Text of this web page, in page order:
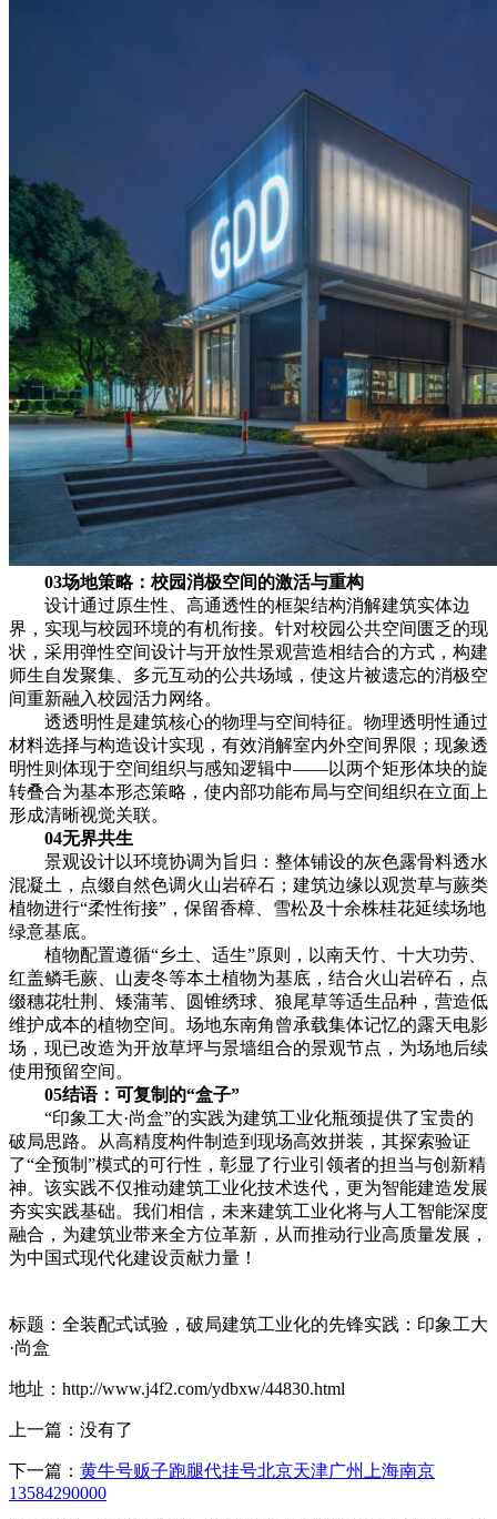
03场地策略：校园消极空间的激活与重构
设计通过原生性、高通透性的框架结构消解建筑实体边
界，实现与校园环境的有机衔接。针对校园公共空间匮乏的现
状，采用弹性空间设计与开放性景观营造相结合的方式，构建
师生自发聚集、多元互动的公共场域，使这片被遗忘的消极空
间重新融入校园活力网络。
透透明性是建筑核心的物理与空间特征。物理透明性通过
材料选择与构造设计实现，有效消解室内外空间界限；现象透
明性则体现于空间组织与感知逻辑中——以两个矩形体块的旋
转叠合为基本形态策略，使内部功能布局与空间组织在立面上
形成清晰视觉关联。
04无界共生
景观设计以环境协调为旨归：整体铺设的灰色露骨料透水
混凝土，点缀自然色调火山岩碎石；建筑边缘以观赏草与蕨类
植物进行“柔性衔接”，保留香樟、雪松及十余株桂花延续场地
绿意基底。
植物配置遵循“乡土、适生”原则，以南天竹、十大功劳、
红盖鳞毛蕨、山麦冬等本土植物为基底，结合火山岩碎石，点
缀穗花牡荆、矮蒲苇、圆锥绣球、狼尾草等适生品种，营造低
维护成本的植物空间。场地东南角曾承载集体记忆的露天电影
场，现已改造为开放草坪与景墙组合的景观节点，为场地后续
使用预留空间。
05结语：可复制的“盒子”
“印象工大·尚盒”的实践为建筑工业化瓶颈提供了宝贵的
破局思路。从高精度构件制造到现场高效拼装，其探索验证
了“全预制”模式的可行性，彰显了行业引领者的担当与创新精
神。该实践不仅推动建筑工业化技术迭代，更为智能建造发展
夯实实践基础。我们相信，未来建筑工业化将与人工智能深度
融合，为建筑业带来全方位革新，从而推动行业高质量发展，
为中国式现代化建设贡献力量！
标题：全装配式试验，破局建筑工业化的先锋实践：印象工大
·尚盒
地址：http://www.j4f2.com/ydbxw/44830.html
上一篇：没有了
下一篇： 黄牛号贩子跑腿代挂号北京天津广州上海南京
13584290000